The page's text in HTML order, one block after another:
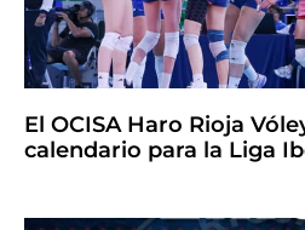
El OCISA Haro Rioja
calendario para la Liga